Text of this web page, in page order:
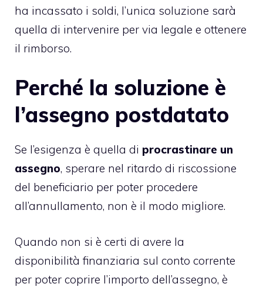
ha incassato i soldi, l’unica soluzione sarà
quella di intervenire per via legale e ottenere
il rimborso.
Perché la soluzione è
l’assegno postdatato
Se l’esigenza è quella di procrastinare un
assegno, sperare nel ritardo di riscossione
del beneficiario per poter procedere
all’annullamento, non è il modo migliore.
Quando non si è certi di avere la
disponibilità finanziaria sul conto corrente
per poter coprire l’importo dell’assegno, è